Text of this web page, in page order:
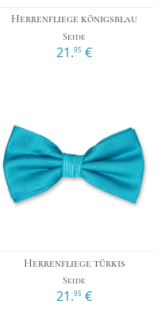
Herrenfliege königsblau
Seide
21.95 €
Herrenfliege türkis
Seide
21.95 €